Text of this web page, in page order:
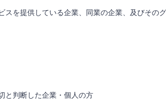
スを提供している企業、同業の企業、及びその
と判断した企業・個人の方